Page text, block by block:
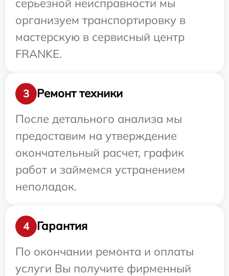
серьезной неисправности мы
организуем транспортировку в
мастерскую в сервисный центр
FRANKE.
3
Ремонт техники
После детального анализа мы
предоставим на утверждение
окончательный расчет, график
работ и займемся устранением
неполадок.
4
Гарантия
По окончании ремонта и оплаты
услуги Вы получите фирменный